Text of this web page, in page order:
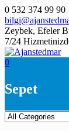
Skip
to
content
0 532 374 99 90
Zeybek, Efeler
7/24
0
Sepet